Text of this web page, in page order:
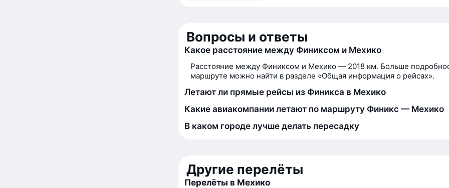
Вопросы и ответы
Какое расстояние между Финиксом и Мехико
Расстояние между Финиксом и Мехико — 2018 км. Больше
маршруте можно найти в разделе «Общая информация о рейсах».
Летают ли прямые рейсы из Финикса в Мехико
Какие авиакомпании летают по маршруту Финикс — Мехико
В каком городе лучше делать пересадку
Другие перелёты
Перелёты в Мехико